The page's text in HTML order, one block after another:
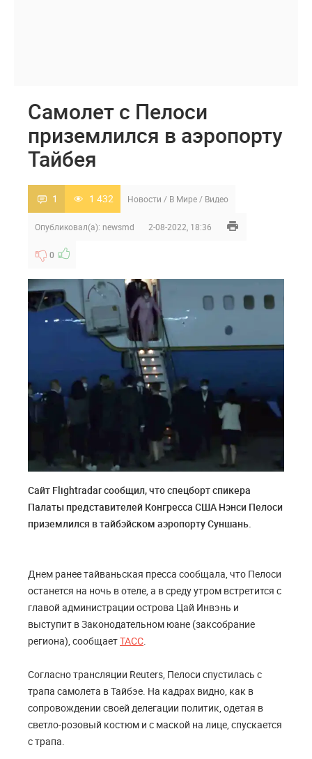
Самолет с Пелоси
приземлился в аэропорту
Тайбея
1 1 432 Новости / В Мире / Видео
Опубликовал(а): newsmd 2-08-2022, 18:36
0
Сайт Flightradar сообщил, что спецборт спикера
Палаты представителей Конгресса США Нэнси Пелоси
приземлился в тайбэйском аэропорту Суншань.
Днем ранее тайваньская пресса сообщала, что Пелоси
останется на ночь в отеле, а в среду утром встретится с
главой администрации острова Цай Инвэнь и
выступит в Законодательном юане (заксобрание
региона), сообщаетТАСС.
Согласно трансляции Reuters, Пелоси спустилась с
трапа самолета в Тайбэе. На кадрах видно, как в
сопровождении своей делегации политик, одетая в
светло-розовый костюм и с маской на лице, спускается
с трапа.